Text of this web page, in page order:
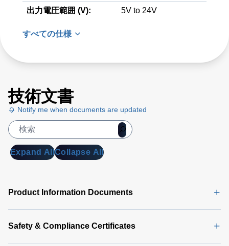
出力電圧範囲 (V): 5V to 24V
すべての仕様
技術文書
Notify me when documents are updated
Expand AllCollapse All
Product Information Documents
Safety & Compliance Certificates